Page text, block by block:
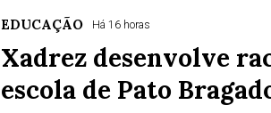
EDUCAÇÃO Há 16 horas
Xadrez desenvolve
escola de Pato